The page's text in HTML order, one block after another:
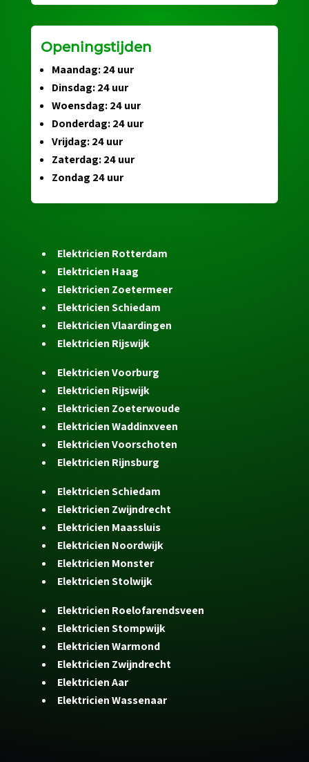
Openingstijden
Maandag: 24 uur
Dinsdag: 24 uur
Woensdag: 24 uur
Donderdag: 24 uur
Vrijdag: 24 uur
Zaterdag: 24 uur
Zondag 24 uur
Elektricien Rotterdam
Elektricien Haag
Elektricien Zoetermeer
Elektricien Schiedam
Elektricien Vlaardingen
Elektricien Rijswijk
Elektricien Voorburg
Elektricien Rijswijk
Elektricien Zoeterwoude
Elektricien Waddinxveen
Elektricien Voorschoten
Elektricien Rijnsburg
Elektricien Schiedam
Elektricien Zwijndrecht
Elektricien Maassluis
Elektricien Noordwijk
Elektricien Monster
Elektricien Stolwijk
Elektricien Roelofarendsveen
Elektricien Stompwijk
Elektricien Warmond
Elektricien Zwijndrecht
Elektricien Aar
Elektricien Wassenaar